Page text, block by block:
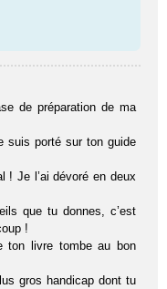
de préparation de ma
suis porté sur ton guide
! Je l’ai dévoré en deux
que tu donnes, c’est
!
ton livre tombe au bon
gros handicap dont tu